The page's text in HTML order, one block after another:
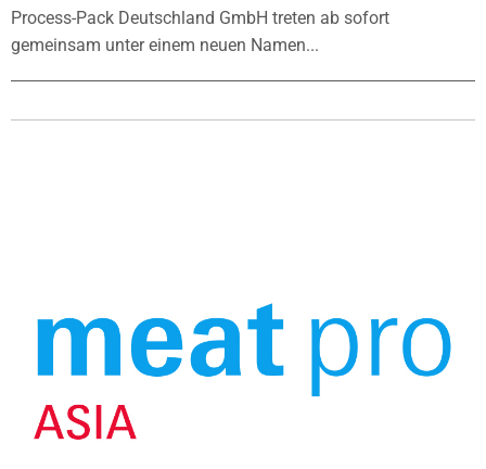
Process-Pack Deutschland GmbH treten ab sofort
gemeinsam unter einem neuen Namen...